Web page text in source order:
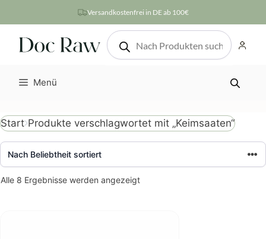
Inhalt
springen
Versandkostenfrei in DE ab 100€
Products
search
Menü
Start Produkte verschlagwortet mit „Keimsaaten“
Alle 8 Ergebnisse werden angezeigtNach